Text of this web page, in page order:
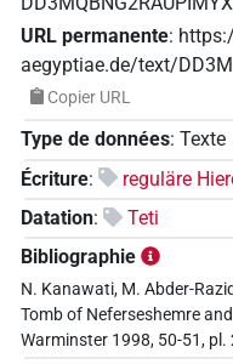
URL permanente:
aegyptiae.de/text/
Copier URL
Type de données: Texte
Écriture:
reguläre
Datation:
Teti
Bibliographie
N. Kanawati, M. Abder-
Tomb of Neferseshemre
Warminster 1998, 50-51, pl.